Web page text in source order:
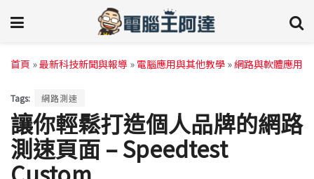
首頁 »最新科技新聞與報導 » 電腦應用與其他教學 »網路與軟體應用
Tags: 網路測速
讓你輕鬆打造個人品牌的網路
測速頁面 – Speedtest